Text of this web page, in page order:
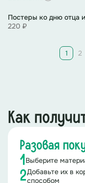
Постеры ко дню отца
220 ₽
1 2
Как
Разовая
1 Выберите
2Добавьте их в
способом